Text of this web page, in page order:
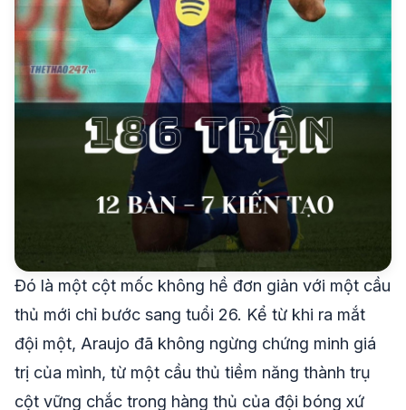
Đó là một cột mốc không hề đơn giản với một cầu
thủ mới chỉ bước sang tuổi 26. Kể từ khi ra mắt
đội một, Araujo đã không ngừng chứng minh giá
trị của mình, từ một cầu thủ tiềm năng thành trụ
cột vững chắc trong hàng thủ của đội bóng xứ